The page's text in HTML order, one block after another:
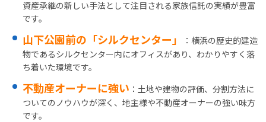
資産承継の新しい手法として注目される家族信託の実績が豊富
です。
山下公園前の「シルクセンター」
：横浜の歴史的建造
物であるシルクセンター内にオフィスがあり、わかりやすく落
ち着いた環境です。
不動産オーナーに強い ：土地や建物の評価、分割方法に
ついてのノウハウが深く、地主様や不動産オーナーの強い味方
です。